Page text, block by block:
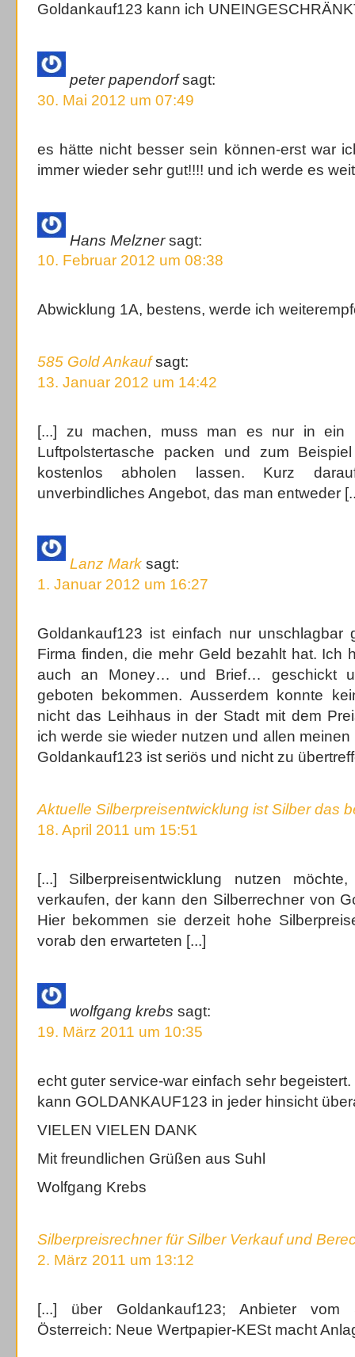
Goldankauf123 kann ich
peter papendorf sagt:
30. Mai 2012 um 07:49
es hätte nicht besser sein können-erst war
immer wieder sehr gut!!!! und ich werde es
Hans Melzner sagt:
10. Februar 2012 um 08:38
Abwicklung 1A, bestens, werde ich
585 Gold Ankauf sagt:
13. Januar 2012 um 14:42
[...] zu machen, muss man es nur in ein
Luftpolstertasche packen und zum
kostenlos abholen lassen. Kurz
unverbindliches Angebot, das man entweder
Lanz Mark sagt:
1. Januar 2012 um 16:27
Goldankauf123 ist einfach nur unschlagbar
Firma finden, die mehr Geld bezahlt hat. Ich
auch an Money… und Brief… geschickt
geboten bekommen. Ausserdem konnte
nicht das Leihhaus in der Stadt mit dem
ich werde sie wieder nutzen und allen
Goldankauf123 ist seriös und nicht zu
Aktuelle Silberpreisentwicklung ist Silber das
18. April 2011 um 15:51
[...] Silberpreisentwicklung nutzen
verkaufen, der kann den Silberrechner von
Hier bekommen sie derzeit hohe
vorab den erwarteten [...]
wolfgang krebs sagt:
19. März 2011 um 10:35
echt guter service-war einfach sehr begeistert.
kann GOLDANKAUF123 in jeder hinsicht
VIELEN VIELEN DANK
Mit freundlichen Grüßen aus Suhl
Wolfgang Krebs
Silberpreisrechner für Silber Verkauf und
2. März 2011 um 13:12
[...] über Goldankauf123; Anbieter vom
Österreich: Neue Wertpapier-KESt macht